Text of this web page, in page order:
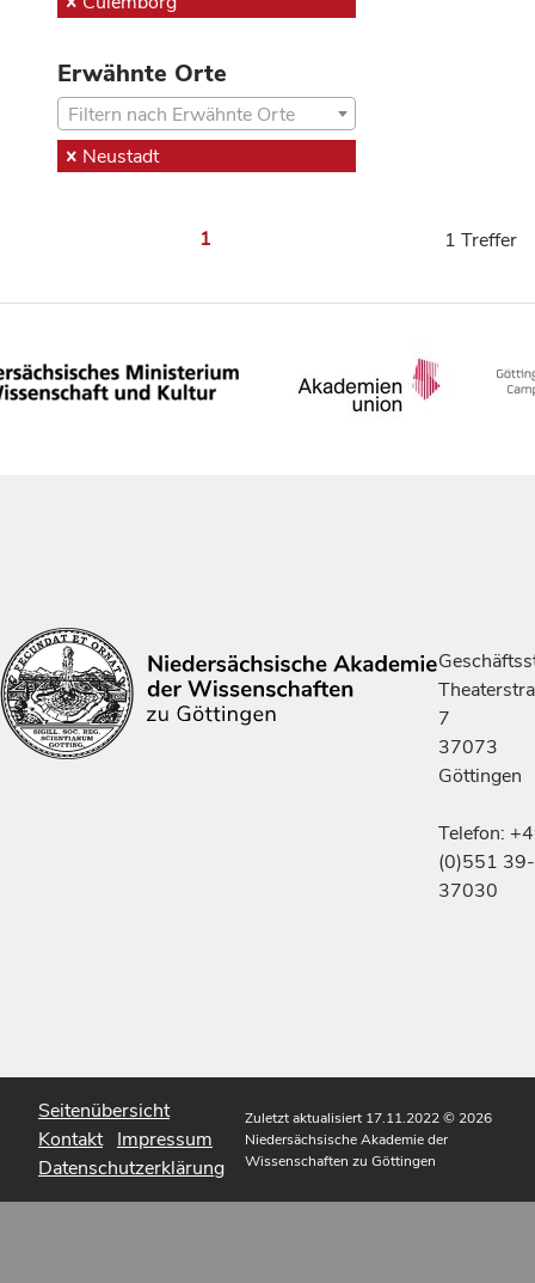
Erwähnte Orte
Filtern nach Erwähnte Orte
Neustadt
1 1 Treffer
7
37073
Göttingen
Telefon:
(0)551 39-
37030
Seitenübersicht
Kontakt Impressum
Datenschutzerklärung
Zuletzt aktualisiert 17.11.2022© 2026
Niedersächsische Akademie der
Wissenschaften zu Göttingen